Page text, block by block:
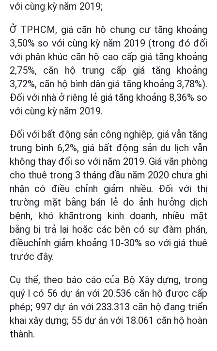
với cùng kỳ năm 2019;
Ở TPHCM, giá căn hộ chung cư tăng khoảng
3,50% so với cùng kỳ năm 2019 (trong đó đối
với phân khúc căn hộ cao cấp giá tăng khoảng
2,75%, căn hộ trung cấp giá tăng khoảng
3,72%, căn hộ bình dân giá tăng khoảng 3,78%).
Đối với nhà ở riêng lẻ giá tăng khoảng 8,36% so
với cùng kỳ năm 2019.
Đối với bất động sản công nghiệp, giá vẫn tăng
trung bình 6,2%, giá bất động sản du lịch vẫn
không thay đổi so với năm 2019. Giá văn phòng
cho thuê trong 3 tháng đầu năm 2020 chưa ghi
nhận có điều chỉnh giảm nhiều. Đối với thị
trường mặt bằng bán lẻ do ảnh hưởng dịch
bệnh, khó khăntrong kinh doanh, nhiều mặt
bằng bị trả lại hoặc các bên có sự đàm phán,
điềuchỉnh giảm khoảng 10-30% so với giá thuê
trước đây.
Cụ thể, theo báo cáo của Bộ Xây dựng, trong
quý I có 56 dự án với 20.536 căn hộ được cấp
phép; 997 dự án với 233.313 căn hộ đang triển
khai xây dựng; 55 dự án với 18.061 căn hộ hoàn
thành.